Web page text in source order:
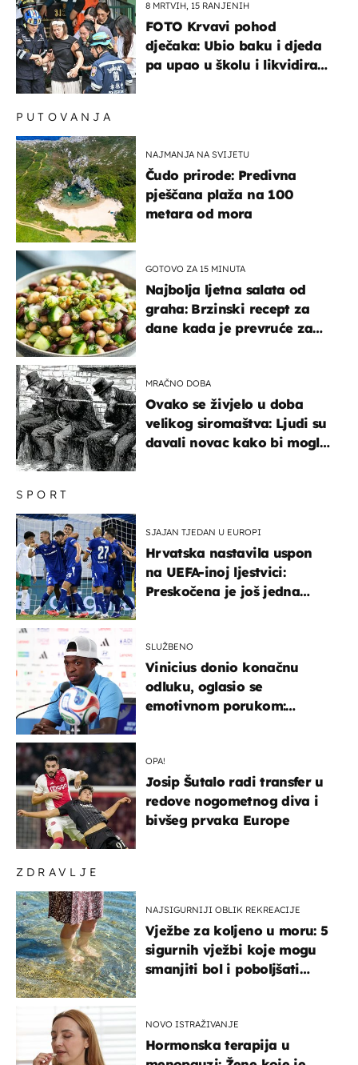
8 MRTVIH, 15 RANJENIH
FOTO Krvavi pohod
dječaka: Ubio baku i djeda
pa upao u školu i likvidirao
ZDRAVLJE
NAJSIGURNIJI OBLIK REKREACIJE
Vježbe za koljeno u moru: 5
sigurnih vježbi koje mogu
smanjiti bol i poboljšati
NOVO ISTRAŽIVANJE
Hormonska terapija u
SPORT
SJAJAN TJEDAN U EUROPI
Hrvatska nastavila uspon
na UEFA-inoj ljestvici:
Preskočena je još jedna
SLUŽBENO
Vinicius donio konačnu
odluku, oglasio se
emotivnom porukom:
OPA!
Josip Šutalo radi transfer u
redove nogometnog diva i
bivšeg prvaka Europe
PUTOVANJA
NAJMANJA NA SVIJETU
Čudo prirode: Predivna
pješčana plaža na 100
metara od mora
GOTOVO ZA 15 MINUTA
Najbolja ljetna salata od
graha: Brzinski recept za
dane kada je prevruće za
MRAČNO DOBA
Ovako se živjelo u doba
velikog siromaštva: Ljudi su
davali novac kako bi mogli